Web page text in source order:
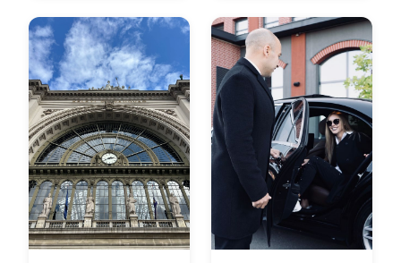
автобуса, поезда,
такси и трансфера с
ценами и временем в
пути.
km usually quoted.
Here is every route,
with 2026 fares.